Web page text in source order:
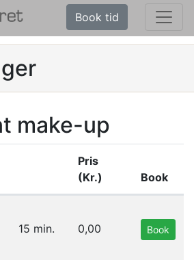
Book tid
make-up
Pris
(Kr.)
Book
15 min. 0,00 Book